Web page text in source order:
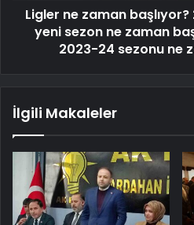
Ligler ne zaman
yeni sezon ne zaman
2023-24 sezonu ne
İlgili Makaleler